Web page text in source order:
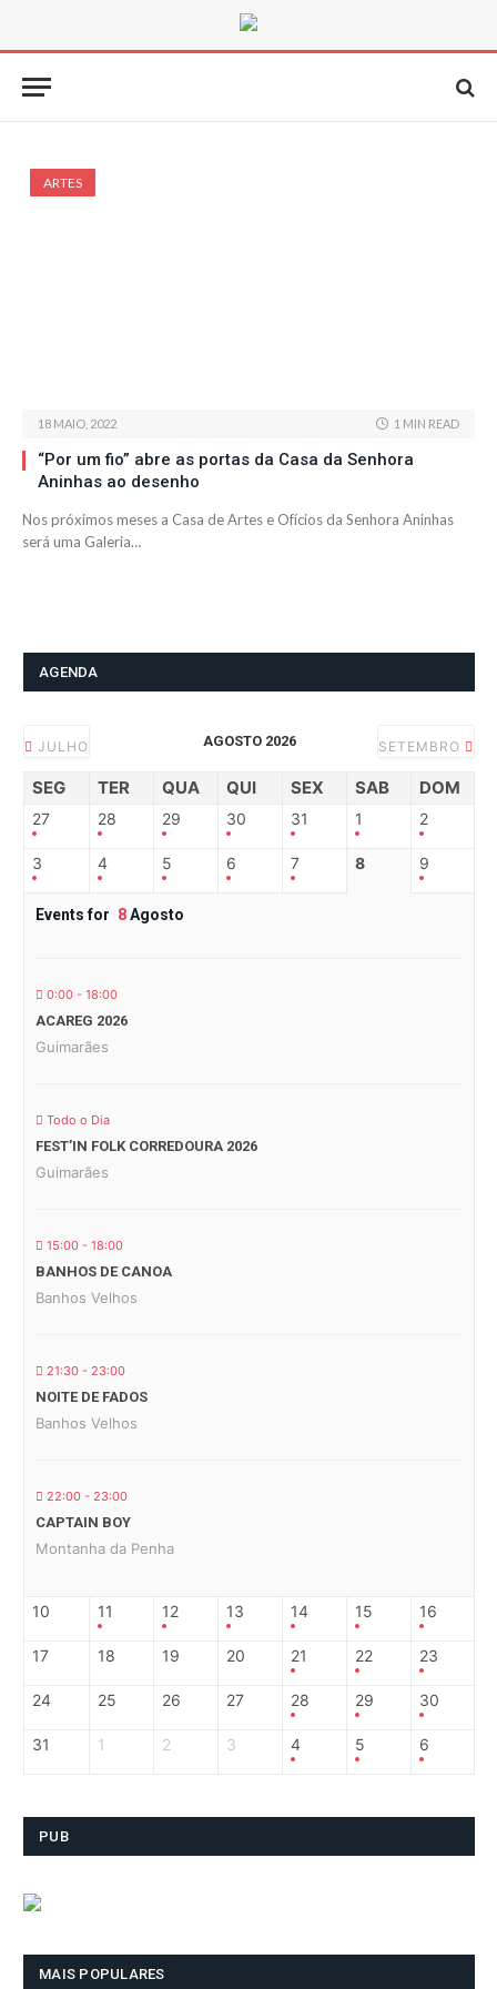
ARTES
18 MAIO, 2022 1 MIN READ
“Por um fio” abre as portas da Casa da Senhora
Aninhas ao desenho
Nos próximos meses a Casa de Artes e Ofícios da Senhora Aninhas
será uma Galeria…
AGENDA
JULHO AGOSTO 2026 SETEMBRO
SEG TER QUA QUI SEX SAB DOM
27 28 29 30 31 1 2
3 4 5 6 7 8 9
Events for 8Agosto
0:00 - 18:00
ACAREG 2026
Guimarães
Todo o Dia
FEST’IN FOLK CORREDOURA 2026
Guimarães
15:00 - 18:00
BANHOS DE CANOA
Banhos Velhos
21:30 - 23:00
NOITE DE FADOS
Banhos Velhos
22:00 - 23:00
CAPTAIN BOY
Montanha da Penha
10 11 12 13 14 15 16
17 18 19 20 21 22 23
24 25 26 27 28 29 30
31 1 2 3 4 5 6
PUB
MAIS POPULARES